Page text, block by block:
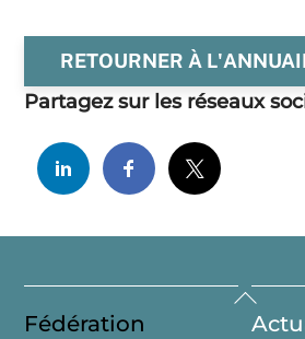
RETOURNER À
Partagez sur les réseaux
Back
To
Fédération